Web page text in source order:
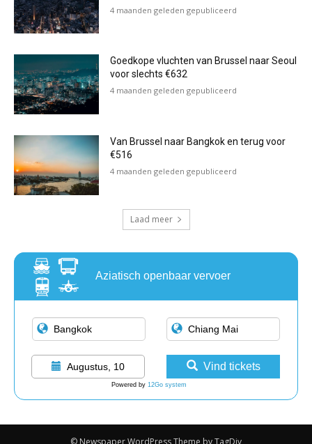
4 maanden geleden gepubliceerd
Goedkope vluchten van Brussel naar Seoul
voor slechts €632
4 maanden geleden gepubliceerd
Van Brussel naar Bangkok en terug voor
€516
4 maanden geleden gepubliceerd
Laad meer
Aziatisch openbaar vervoer
Augustus, 10 Vind tickets
Powered by 12Go system
© Newspaper WordPress Theme by TagDiv